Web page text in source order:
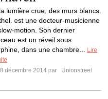
lumière crue, des murs blancs.
est une docteur-musicienne
motion. Son dernier
est un réveil sous
dans une chambre...
Lire
décembre 2014 par
Unionstreet